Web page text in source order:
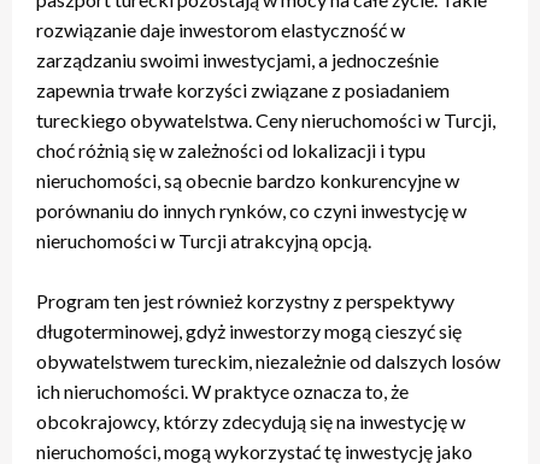
rozwiązanie daje inwestorom elastyczność w
zarządzaniu swoimi inwestycjami, a jednocześnie
zapewnia trwałe korzyści związane z posiadaniem
tureckiego obywatelstwa. Ceny nieruchomości w Turcji,
choć różnią się w zależności od lokalizacji i typu
nieruchomości, są obecnie bardzo konkurencyjne w
porównaniu do innych rynków, co czyni inwestycję w
nieruchomości w Turcji atrakcyjną opcją.
Program ten jest również korzystny z perspektywy
długoterminowej, gdyż inwestorzy mogą cieszyć się
obywatelstwem tureckim, niezależnie od dalszych losów
ich nieruchomości. W praktyce oznacza to, że
obcokrajowcy, którzy zdecydują się na inwestycję w
nieruchomości, mogą wykorzystać tę inwestycję jako